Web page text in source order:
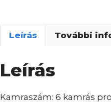
Leírás További
Leírás
Kamraszám: 6 kamrás